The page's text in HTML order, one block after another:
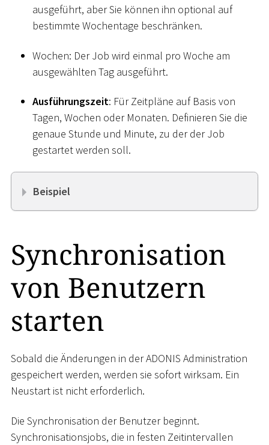
ausgeführt, aber Sie können ihn optional auf
bestimmte Wochentage beschränken.
Wochen: Der Job wird einmal pro Woche am
ausgewählten Tag ausgeführt.
Ausführungszeit: Für Zeitpläne auf Basis von
Tagen, Wochen oder Monaten. Definieren Sie die
genaue Stunde und Minute, zu der der Job
gestartet werden soll.
Beispiel
Synchronisation
von Benutzern
starten
Sobald die Änderungen in der ADONIS Administration
gespeichert werden, werden sie sofort wirksam. Ein
Neustart ist nicht erforderlich.
Die Synchronisation der Benutzer beginnt.
Synchronisationsjobs, die in festen Zeitintervallen